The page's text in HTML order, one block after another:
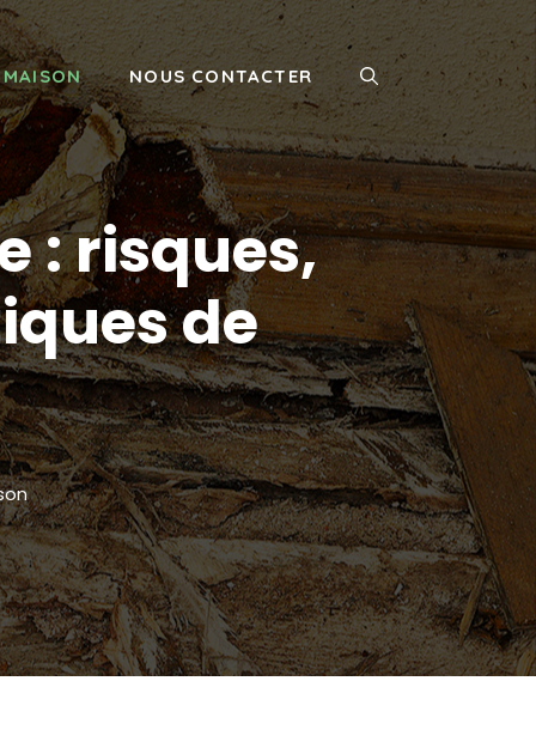
MAISON NOUS CONTACTER
: risques,
de